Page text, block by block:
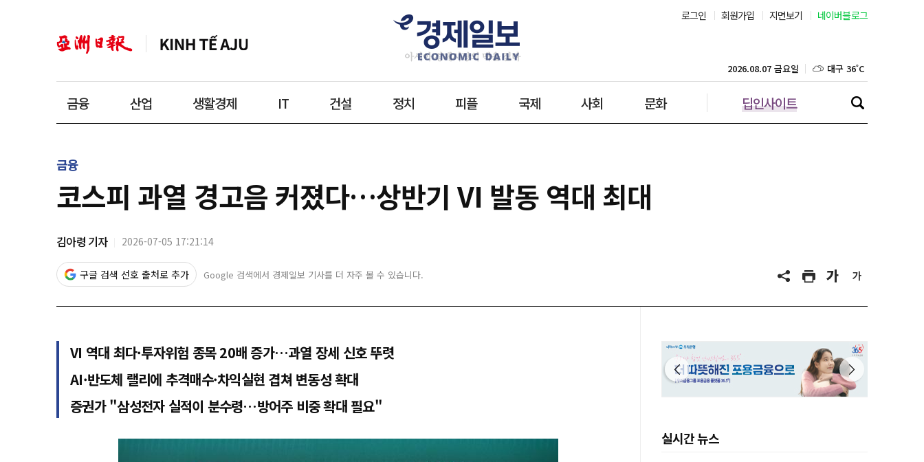
로그인 회원가입 지면보기 네이버블로그
금융 산업 생활경제 IT 건설 정치 피플 국제 사회 문화 딥인사이트
2026.08.07 금요일 대구 36˚C
인천 30˚C
제주 30˚C
금융
코스피 과열 경고음 커졌다…상반기 VI 발동 역대 최대
김아령 기자 2026-07-05 17:21:14
구글 검색 선호 출처로 추가 Google 검색에서 경제일보 기사를 더 자주 볼 수 있습니다.
VI 역대 최다·투자위험 종목 20배 증가…과열 장세 신호 뚜렷
AI·반도체 랠리에 추격매수·차익실현 겹쳐 변동성 확대
증권가 "삼성전자 실적이 분수령…방어주 비중 확대 필요"
실시간 뉴스